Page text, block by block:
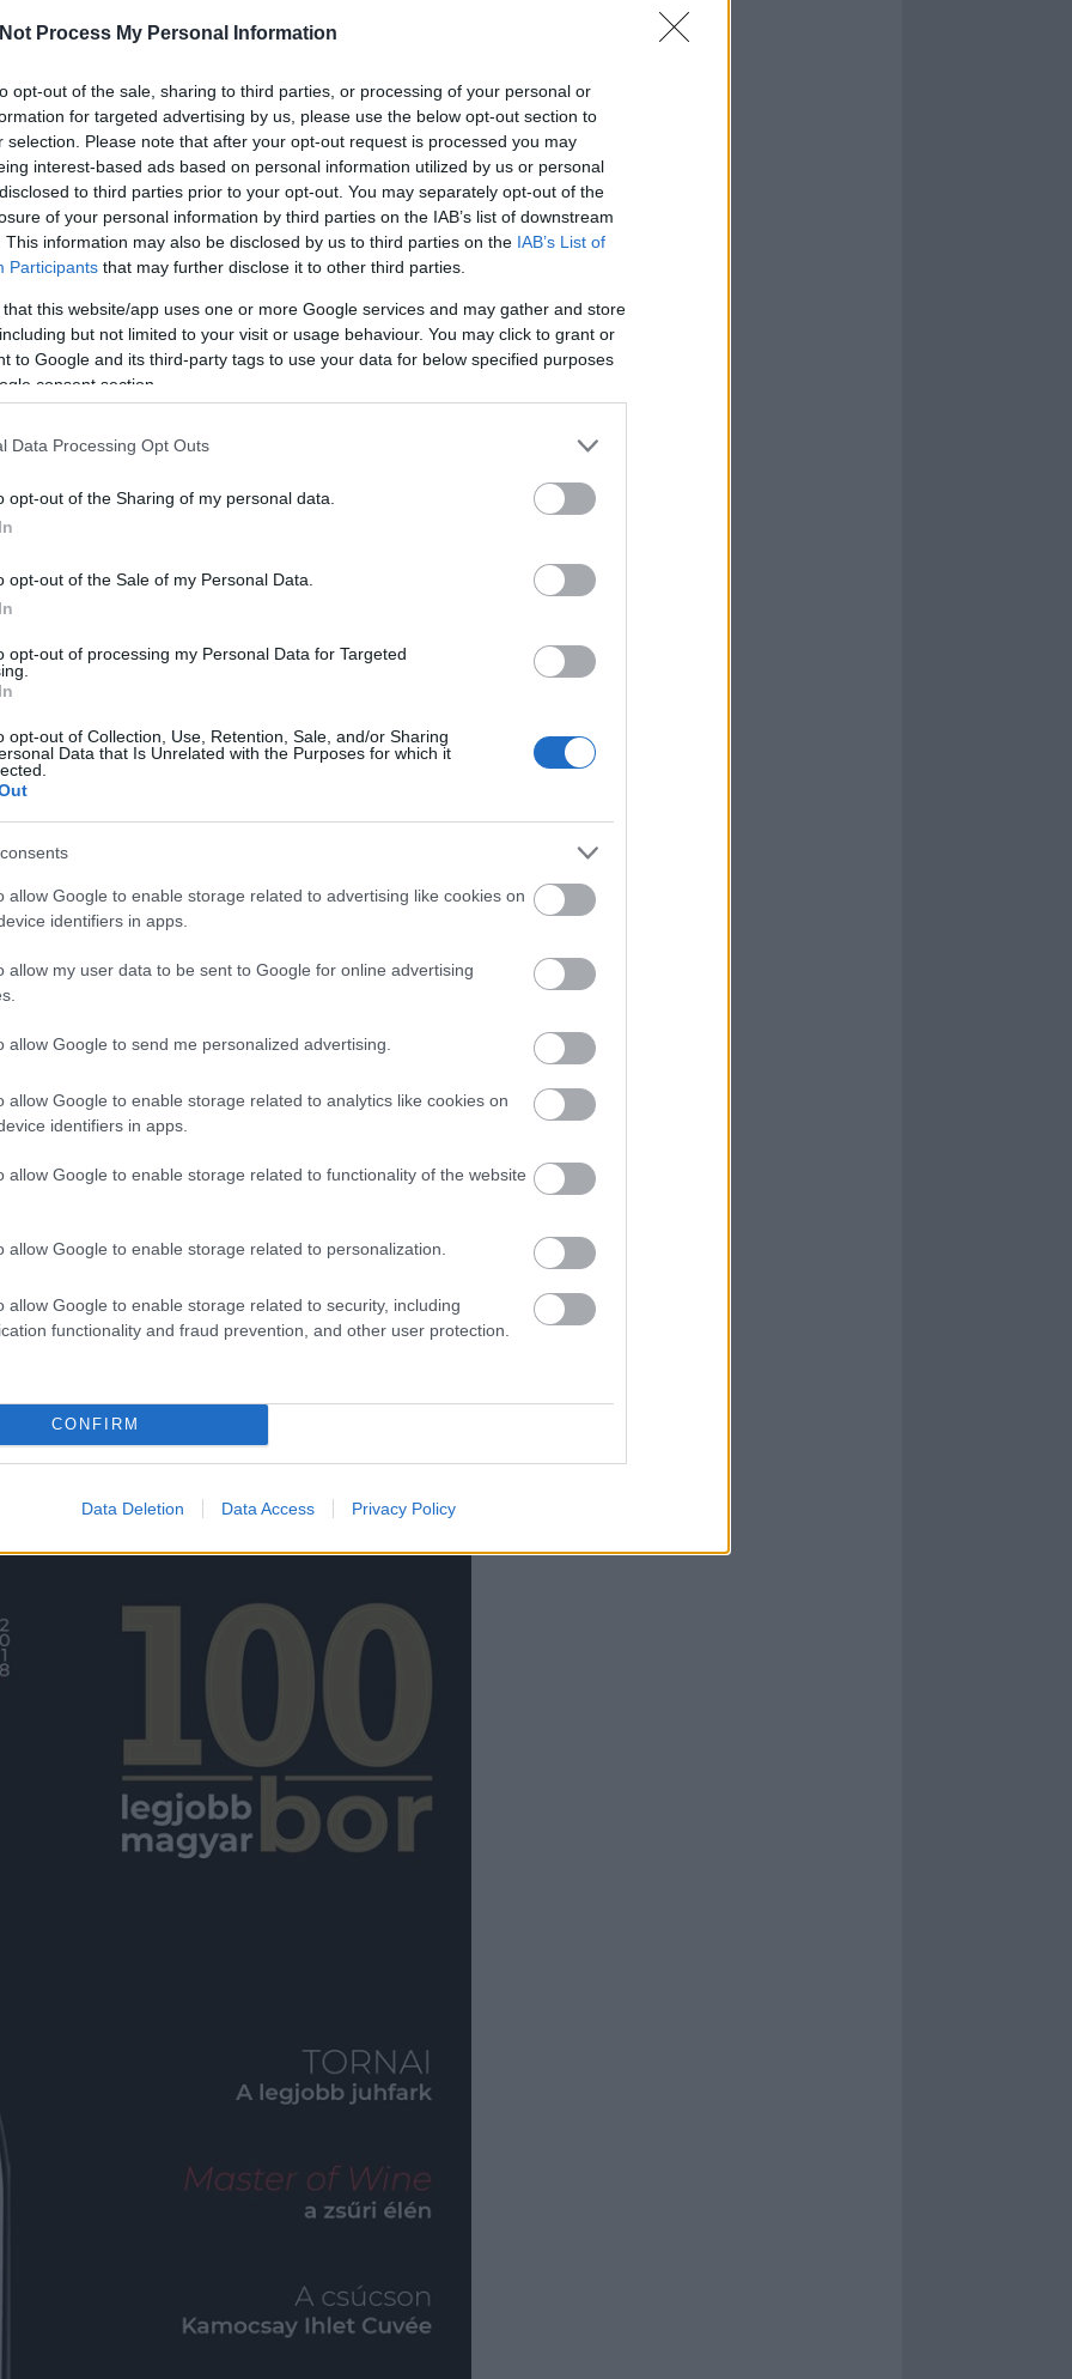
Process My Personal Information
opt-out of the sale, sharing to third parties, or processing of your personal or
for targeted advertising by us, please use the below opt-out section to
selection. Please note that after your opt-out request is processed you may
interest-based ads based on personal information utilized by us or personal
to third parties prior to your opt-out. You may separately opt-out of the
of your personal information by third parties on the IAB’s list of downstream
This information may also be disclosed by us to third parties on the IAB’s List of
Participants that may further disclose it to other third parties.
that this website/app uses one or more Google services and may gather and store
but not limited to your visit or usage behaviour. You may click to grant or
to Google and its third-party tags to use your data for below specified purposes
consent section.
Data Processing Opt Outs
opt-out of the Sharing of my personal data.
opt-out of the Sale of my Personal Data.
opt-out of processing my Personal Data for Targeted
opt-out of Collection, Use, Retention, Sale, and/or Sharing
Data that Is Unrelated with the Purposes for which it
allow Google to enable storage related to advertising like cookies on
identifiers in apps.
allow my user data to be sent to Google for online advertising
allow Google to send me personalized advertising.
allow Google to enable storage related to analytics like cookies on
identifiers in apps.
allow Google to enable storage related to functionality of the website
allow Google to enable storage related to personalization.
allow Google to enable storage related to security, including
functionality and fraud prevention, and other user protection.
CONFIRM
Data Deletion Data Access Privacy Policy
is nekünk, sőt azt is elárulta, hogy ő milyen
talált igazán fontosnak a pontozáskor.
értékelni a hibátlan, tökéletes egyensúlyt
amelyeknél a borász támogatta, és nem
az, hogyCaroline Gilby Master of Wine (MW)
választottak. "Na de miben különleges egy Master
is.
sztárjai, előszeretettel hívják őket előadásokat
30 országából.
Magyar még nincs közöttük:
az MW-cím megszerzése legendásan
első magyar borverseny élére állt Caroline Gilby MW
a címlap, amit majd keresnetek kell az